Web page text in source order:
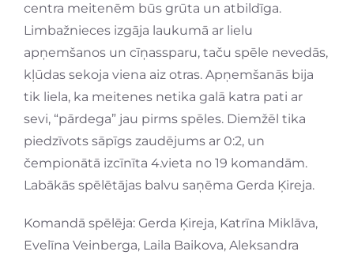
centra meitenēm būs grūta un atbildīga.
Limbažnieces izgāja laukumā ar lielu
apņemšanos un cīņassparu, taču spēle nevedās,
kļūdas sekoja viena aiz otras. Apņemšanās bija
tik liela, ka meitenes netika galā katra pati ar
sevi, “pārdega” jau pirms spēles. Diemžēl tika
piedzīvots sāpīgs zaudējums ar 0:2, un
čempionātā izcīnīta 4.vieta no 19 komandām.
Labākās spēlētājas balvu saņēma Gerda Ķireja.
Komandā spēlēja: Gerda Ķireja, Katrīna Miklāva,
Evelīna Veinberga, Laila Baikova, Aleksandra